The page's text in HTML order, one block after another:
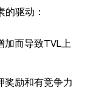
驱动：
加而导致TVL上
奖励和有竞争力